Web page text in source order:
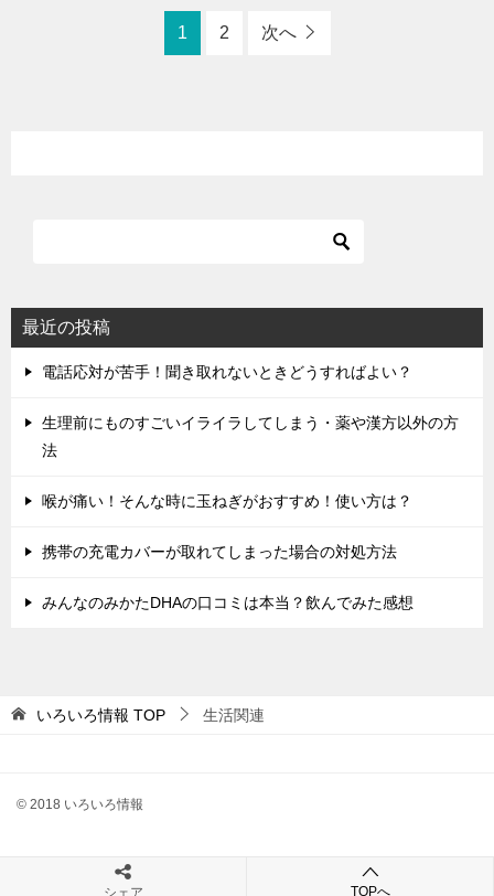
1 2 次へ
最近の投稿
電話応対が苦手！聞き取れないときどうすればよい？
生理前にものすごいイライラしてしまう・薬や漢方以外の方
法
喉が痛い！そんな時に玉ねぎがおすすめ！使い方は？
携帯の充電カバーが取れてしまった場合の対処方法
みんなのみかたDHAの口コミは本当？飲んでみた感想
いろいろ情報 TOP 生活関連
© 2018 いろいろ情報
シェア TOPへ